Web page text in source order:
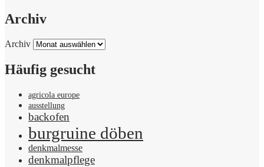
Archiv
Archiv
Häufig gesucht
agricola europe
ausstellung
backofen
burgruine döben
denkmalmesse
denkmalpflege